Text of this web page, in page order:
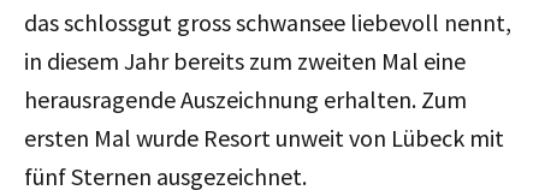
das schlossgut gross schwansee liebevoll nennt,
in diesem Jahr bereits zum zweiten Mal eine
herausragende Auszeichnung erhalten. Zum
ersten Mal wurde Resort unweit von Lübeck mit
fünf Sternen ausgezeichnet.